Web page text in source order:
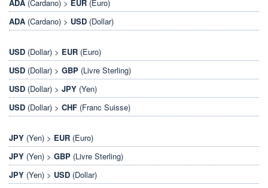
ADA (Cardano) > EUR (Euro)
ADA (Cardano) > USD (Dollar)
USD (Dollar) > EUR (Euro)
USD (Dollar) > GBP (Livre Sterling)
USD (Dollar) > JPY (Yen)
USD (Dollar) > CHF (Franc Suisse)
JPY (Yen) > EUR (Euro)
JPY (Yen) > GBP (Livre Sterling)
JPY (Yen) > USD (Dollar)